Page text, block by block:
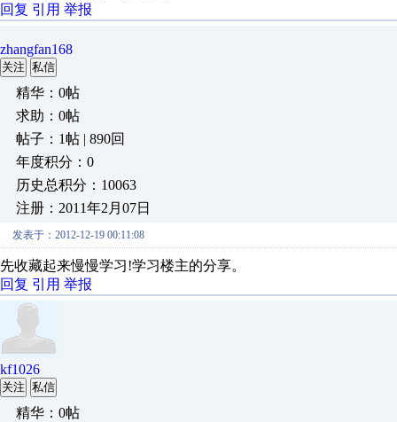
回复 引用 举报
zhangfan168
关注 私信
精华：0帖
求助：0帖
帖子：1帖 | 890回
年度积分：0
历史总积分：10063
注册：2011年2月07日
发表于：2012-12-19 00:11:08
先收藏起来慢慢学习!学习楼主的分享。
回复 引用 举报
kf1026
关注 私信
精华：0帖